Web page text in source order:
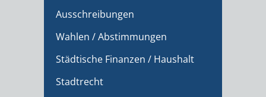
Ausschreibungen
Wahlen / Abstimmungen
Städtische Finanzen / Haushalt
Stadtrecht